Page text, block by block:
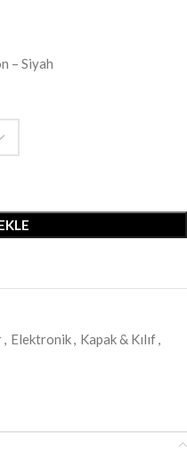
– Siyah
, Elektronik, Kapak & Kılıf,